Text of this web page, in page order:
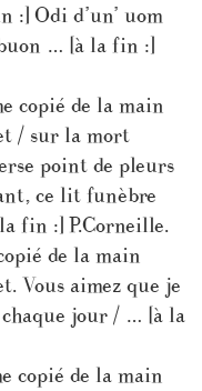
:] Odi d’un’ uom
… [à la fin :]
copié de la main
/ sur la mort
point de pleurs
ce lit funèbre
fin :] P.Corneille.
de la main
Vous aimez que je
chaque jour / … [à la
copié de la main